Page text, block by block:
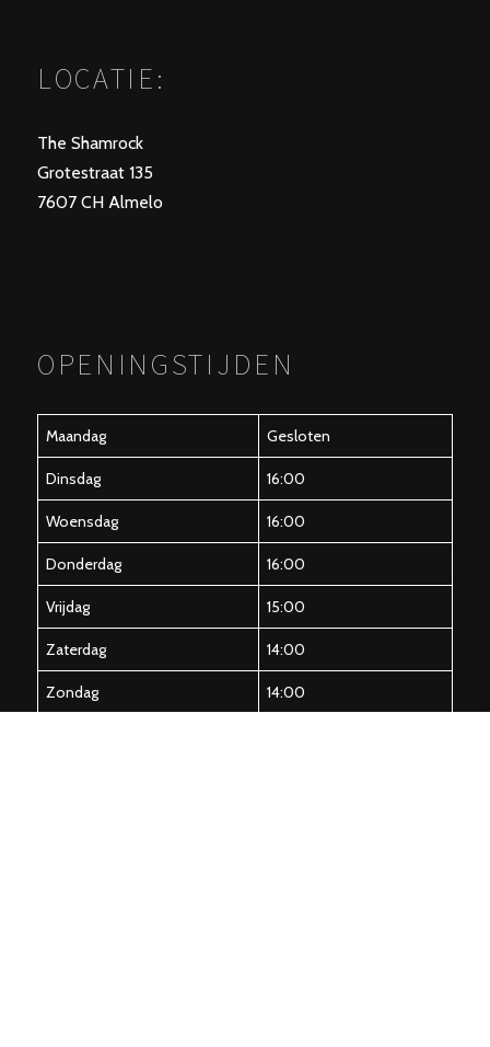
LOCATIE:
The Shamrock
Grotestraat 135
7607 CH Almelo
OPENINGSTIJDEN
Maandag Gesloten
Dinsdag 16:00
Woensdag 16:00
Donderdag 16:00
Vrijdag 15:00
Zaterdag 14:00
Zondag 14:00